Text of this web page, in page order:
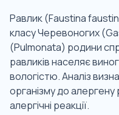
Равлик (Faustina
класу Черевоногих
(Pulmonata) родини
равликів населяє
вологістю. Аналіз
організму до алергену
алергічні реакції.